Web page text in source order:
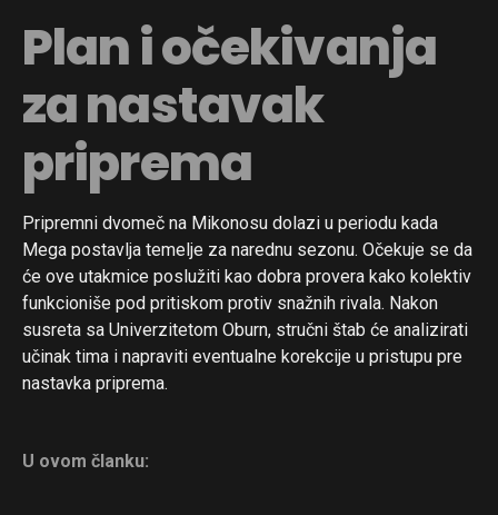
Plan i očekivanja
za nastavak
priprema
Pripremni dvomeč na Mikonosu dolazi u periodu kada
Mega postavlja temelje za narednu sezonu. Očekuje se da
će ove utakmice poslužiti kao dobra provera kako kolektiv
funkcioniše pod pritiskom protiv snažnih rivala. Nakon
susreta sa Univerzitetom Oburn, stručni štab će analizirati
učinak tima i napraviti eventualne korekcije u pristupu pre
nastavka priprema.
U ovom članku: